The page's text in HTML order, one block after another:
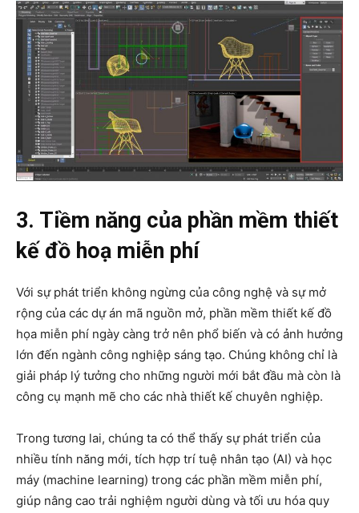
3. Tiềm năng của phần mềm thiết
kế đồ hoạ miễn phí
Với sự phát triển không ngừng của công nghệ và sự mở
rộng của các dự án mã nguồn mở, phần mềm thiết kế đồ
họa miễn phí ngày càng trở nên phổ biến và có ảnh hưởng
lớn đến ngành công nghiệp sáng tạo. Chúng không chỉ là
giải pháp lý tưởng cho những người mới bắt đầu mà còn là
công cụ mạnh mẽ cho các nhà thiết kế chuyên nghiệp.
Trong tương lai, chúng ta có thể thấy sự phát triển của
nhiều tính năng mới, tích hợp trí tuệ nhân tạo (AI) và học
máy (machine learning) trong các phần mềm miễn phí,
giúp nâng cao trải nghiệm người dùng và tối ưu hóa quy